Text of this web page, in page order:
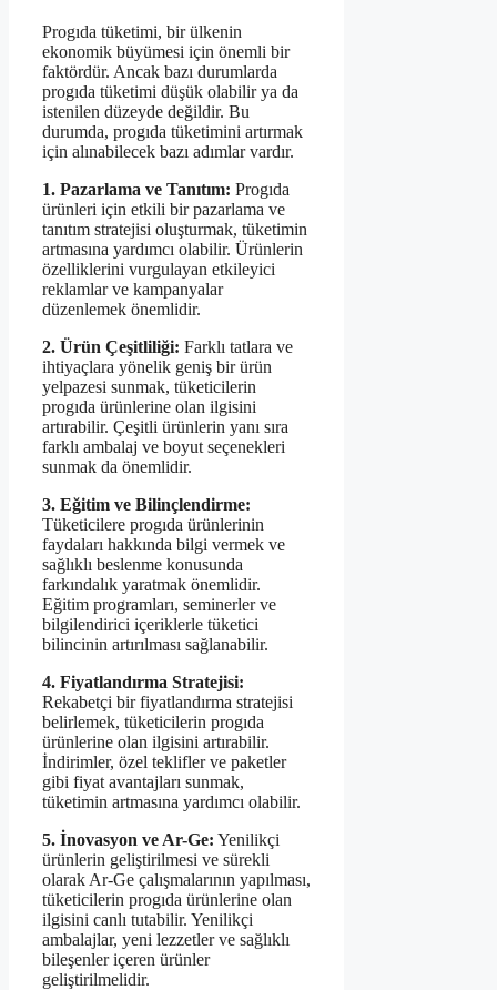
Progıda tüketimi, bir ülkenin
ekonomik büyümesi için önemli bir
faktördür. Ancak bazı durumlarda
progıda tüketimi düşük olabilir ya da
istenilen düzeyde değildir. Bu
durumda, progıda tüketimini artırmak
için alınabilecek bazı adımlar vardır.
1. Pazarlama ve Tanıtım: Progıda
ürünleri için etkili bir pazarlama ve
tanıtım stratejisi oluşturmak, tüketimin
artmasına yardımcı olabilir. Ürünlerin
özelliklerini vurgulayan etkileyici
reklamlar ve kampanyalar
düzenlemek önemlidir.
2. Ürün Çeşitliliği: Farklı tatlara ve
ihtiyaçlara yönelik geniş bir ürün
yelpazesi sunmak, tüketicilerin
progıda ürünlerine olan ilgisini
artırabilir. Çeşitli ürünlerin yanı sıra
farklı ambalaj ve boyut seçenekleri
sunmak da önemlidir.
3. Eğitim ve Bilinçlendirme:
Tüketicilere progıda ürünlerinin
faydaları hakkında bilgi vermek ve
sağlıklı beslenme konusunda
farkındalık yaratmak önemlidir.
Eğitim programları, seminerler ve
bilgilendirici içeriklerle tüketici
bilincinin artırılması sağlanabilir.
4. Fiyatlandırma Stratejisi:
Rekabetçi bir fiyatlandırma stratejisi
belirlemek, tüketicilerin progıda
ürünlerine olan ilgisini artırabilir.
İndirimler, özel teklifler ve paketler
gibi fiyat avantajları sunmak,
tüketimin artmasına yardımcı olabilir.
5. İnovasyon ve Ar-Ge: Yenilikçi
ürünlerin geliştirilmesi ve sürekli
olarak Ar-Ge çalışmalarının yapılması,
tüketicilerin progıda ürünlerine olan
ilgisini canlı tutabilir. Yenilikçi
ambalajlar, yeni lezzetler ve sağlıklı
bileşenler içeren ürünler
geliştirilmelidir.